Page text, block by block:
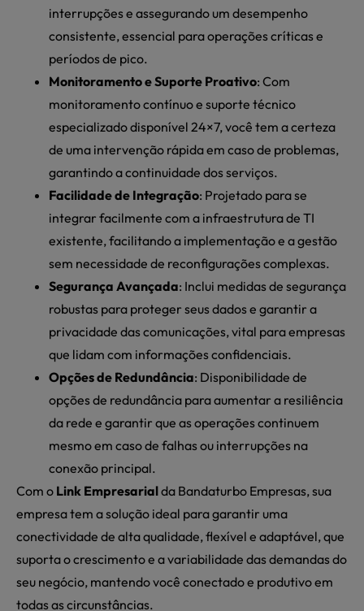
interrupções e assegurando um desempenho
consistente, essencial para operações críticas e
períodos de pico.
Monitoramento e Suporte Proativo: Com
monitoramento contínuo e suporte técnico
especializado disponível 24×7, você tem a certeza
de uma intervenção rápida em caso de problemas,
garantindo a continuidade dos serviços.
Facilidade de Integração: Projetado para se
integrar facilmente com a infraestrutura de TI
existente, facilitando a implementação e a gestão
sem necessidade de reconfigurações complexas.
Segurança Avançada: Inclui medidas de segurança
robustas para proteger seus dados e garantir a
privacidade das comunicações, vital para empresas
que lidam com informações confidenciais.
Opções de Redundância: Disponibilidade de
opções de redundância para aumentar a resiliência
da rede e garantir que as operações continuem
mesmo em caso de falhas ou interrupções na
conexão principal.
Com o Link Empresarialda Bandaturbo Empresas, sua
empresa tem a solução ideal para garantir uma
conectividade de alta qualidade, flexível e adaptável, que
suporta o crescimento e a variabilidade das demandas do
seu negócio, mantendo você conectado e produtivo em
todas as circunstâncias.